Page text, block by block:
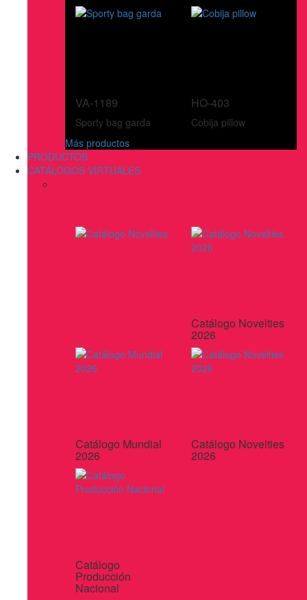
VA-1189
Sporty bag garda
HO-403
Cobija pillow
Más productos
PRODUCTOS
CATÁLOGOS VIRTUALES
Catálogo Novelties
2026
Catálogo Mundial
2026
Catálogo Novelties
2026
Catálogo
Producción
Nacional